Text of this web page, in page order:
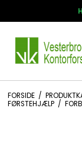
FORSIDE /
FØRSTEHJÆLP /